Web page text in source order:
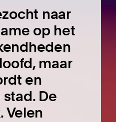
naar
op het
maar
en
De
Velen